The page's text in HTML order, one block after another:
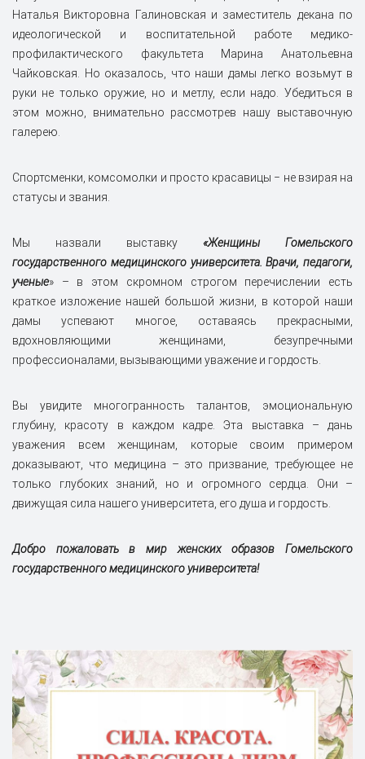
Наталья Викторовна Галиновская и заместитель декана по
идеологической и воспитательной работе медико-
профилактического факультета Марина Анатольевна
Чайковская. Но оказалось, что наши дамы легко возьмут в
руки не только оружие, но и метлу, если надо. Убедиться в
этом можно, внимательно рассмотрев нашу выставочную
галерею.
Спортсменки, комсомолки и просто красавицы ‒ не взирая на
статусы и звания.
Мы назвали выставку «Женщины Гомельского
государственного медицинского университета. Врачи, педагоги,
ученые» – в этом скромном строгом перечислении есть
краткое изложение нашей большой жизни, в которой наши
дамы успевают многое, оставаясь прекрасными,
вдохновляющими женщинами, безупречными
профессионалами, вызывающими уважение и гордость.
Вы увидите многогранность талантов, эмоциональную
глубину, красоту в каждом кадре. Эта выставка – дань
уважения всем женщинам, которые своим примером
доказывают, что медицина – это призвание, требующее не
только глубоких знаний, но и огромного сердца. Они –
движущая сила нашего университета, его душа и гордость.
Добро пожаловать в мир женских образов Гомельского
государственного медицинского университета!